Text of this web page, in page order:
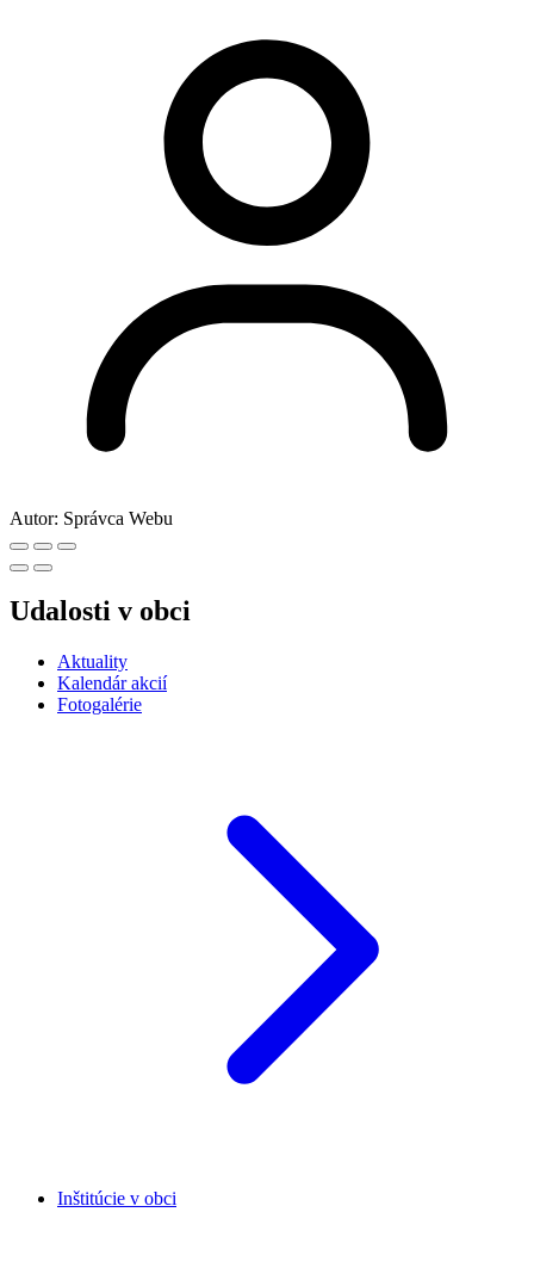
Autor: Správca Webu
Udalosti v obci
Aktuality
Kalendár akcií
Fotogalérie
Inštitúcie v obci